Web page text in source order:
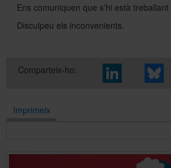
Ens comuniquen que s'hi està treballant
Disculpeu els inconvenients.
Comparteix-ho:
Imprimeix